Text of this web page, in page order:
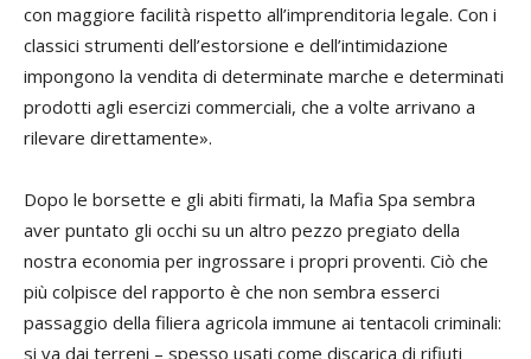
con maggiore facilità rispetto all’imprenditoria legale. Con i
classici strumenti dell’estorsione e dell’intimidazione
impongono la vendita di determinate marche e determinati
prodotti agli esercizi commerciali, che a volte arrivano a
rilevare direttamente».
Dopo le borsette e gli abiti firmati, la Mafia Spa sembra
aver puntato gli occhi su un altro pezzo pregiato della
nostra economia per ingrossare i propri proventi. Ciò che
più colpisce del rapporto è che non sembra esserci
passaggio della filiera agricola immune ai tentacoli criminali:
si va dai terreni – spesso usati come discarica di rifiuti